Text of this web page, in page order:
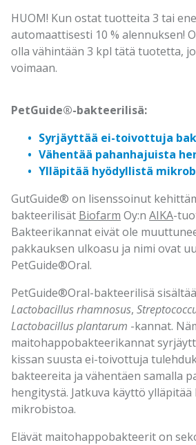
suu
määrä
HUOM! Kun ostat tuotteita 3 tai
automaattisesti 10 % alennuksen!
olla vähintään 3 kpl tätä tuotetta,
voimaan.
PetGuide®-bakteerilisä:
Syrjäyttää ei-toivottuja
Vähentää pahanhajuista
Ylläpitää hyödyllistä
GutGuide® on lisenssoinut
bakteerilisät Biofarm Oy:n AIKA-
Bakteerikannat eivät ole
pakkauksen ulkoasu ja nimi ovat
PetGuide®Oral.
PetGuide®Oral-bakteerilisä
Lactobacillus rhamnosus,
Lactobacillus plantarum -kannat.
maitohappobakteerikannat
kissan suusta ei-toivottuja
bakteereita ja vähentäen samalla
hengitystä. Jatkuva käyttö ylläpitää
mikrobistoa.
Elävät maitohappobakteerit on